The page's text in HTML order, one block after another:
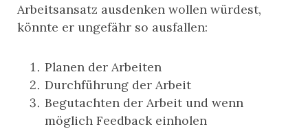
Arbeitsansatz ausdenken wollen würdest,
könnte er ungefähr so ausfallen:
Planen der Arbeiten
Durchführung der Arbeit
Begutachten der Arbeit und wenn
möglich Feedback einholen